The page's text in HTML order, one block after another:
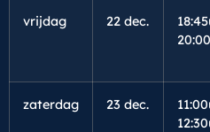
vrijdag 22 dec.
zaterdag 23 dec.